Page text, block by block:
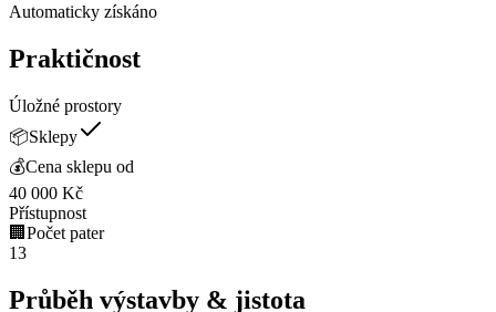
Automaticky získáno
Praktičnost
Úložné prostory
📦Sklepy
💰Cena sklepu od
40 000 Kč
Přístupnost
🏢 Počet pater
13
Průběh výstavby & jistota